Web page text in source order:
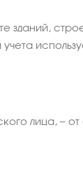
зданий,
лица, — от